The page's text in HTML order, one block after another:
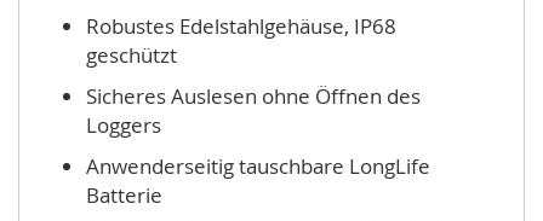
Robustes Edelstahlgehäuse, IP68
geschützt
Sicheres Auslesen ohne Öffnen des
Loggers
Anwenderseitig tauschbare LongLife
Batterie